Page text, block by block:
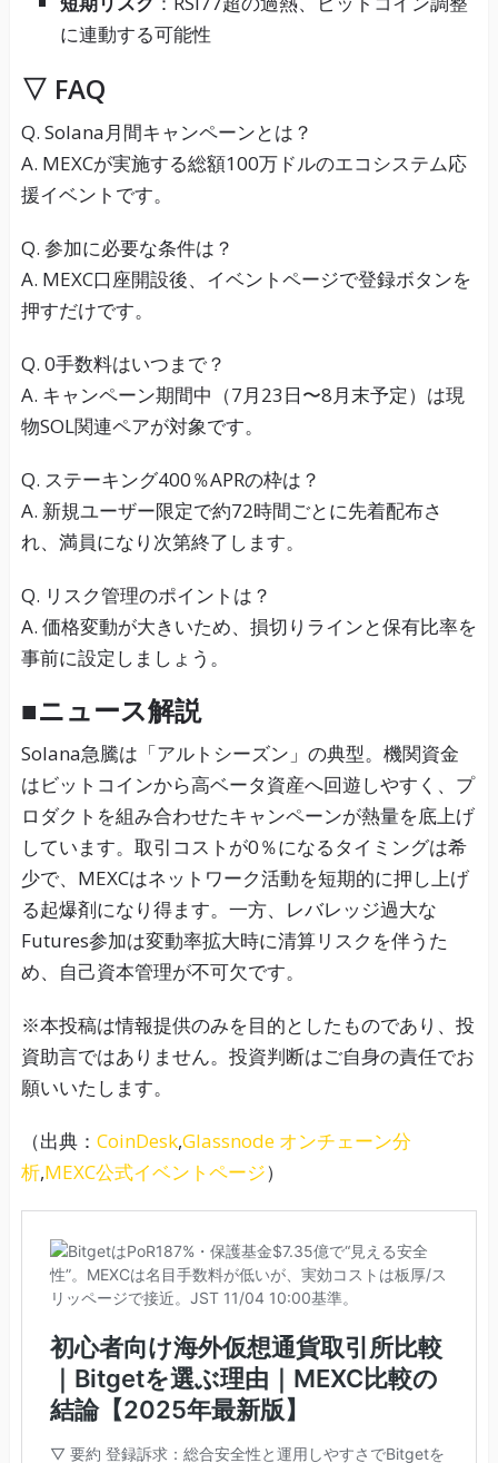
に連動する可能性
▽ FAQ
Q. Solana月間キャンペーンとは？
A. MEXCが実施する総額100万ドルのエコシステム応
援イベントです。
Q. 参加に必要な条件は？
A. MEXC口座開設後、イベントページで登録ボタンを
押すだけです。
Q. 0手数料はいつまで？
A. キャンペーン期間中（7月23日〜8月末予定）は現
物SOL関連ペアが対象です。
Q. ステーキング400％APRの枠は？
A. 新規ユーザー限定で約72時間ごとに先着配布さ
れ、満員になり次第終了します。
Q. リスク管理のポイントは？
A. 価格変動が大きいため、損切りラインと保有比率を
事前に設定しましょう。
■ニュース解説
Solana急騰は「アルトシーズン」の典型。機関資金
はビットコインから高ベータ資産へ回遊しやすく、プ
ロダクトを組み合わせたキャンペーンが熱量を底上げ
しています。取引コストが0％になるタイミングは希
少で、MEXCはネットワーク活動を短期的に押し上げ
る起爆剤になり得ます。一方、レバレッジ過大な
Futures参加は変動率拡大時に清算リスクを伴うた
め、自己資本管理が不可欠です。
※本投稿は情報提供のみを目的としたものであり、投
資助言ではありません。投資判断はご自身の責任でお
願いいたします。
（出典： CoinDesk,Glassnode オンチェーン分
析,MEXC公式イベントページ）